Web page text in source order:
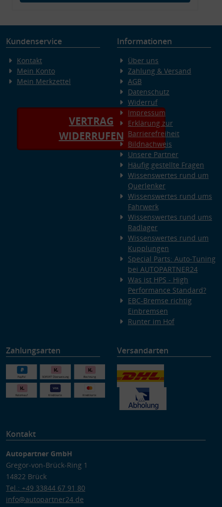
Kundenservice
Kontakt
Mein Konto
Mein Merkzettel
VERTRAG
WIDERRUFEN
Informationen
Über uns
Zahlung & Versand
AGB
Datenschutz
Widerruf
Impressum
Erklärung zur
Barrierefreiheit
Bildnachweis
Unsere Partner
Häufig gestellte Fragen
Wissenswertes rund um
Querlenker
Wissenswertes rund ums
Fahrwerk
Wissenswertes rund ums
Radlager
Wissenswertes rund um
Kupplungen
Special Parts: Auto-Tuning
bei AUTOPARTNER24
Was ist HPS - High
Performance Standard?
EBC-Bremse richtig
Einbremsen
Runter im Hof
Zahlungsarten Versandarten
Kontakt
Autopartner GmbH
Gregor-von-Brück-Ring 1
14822 Brück
Tel.: +49 33844 67 91 80
info@autopartner24.de